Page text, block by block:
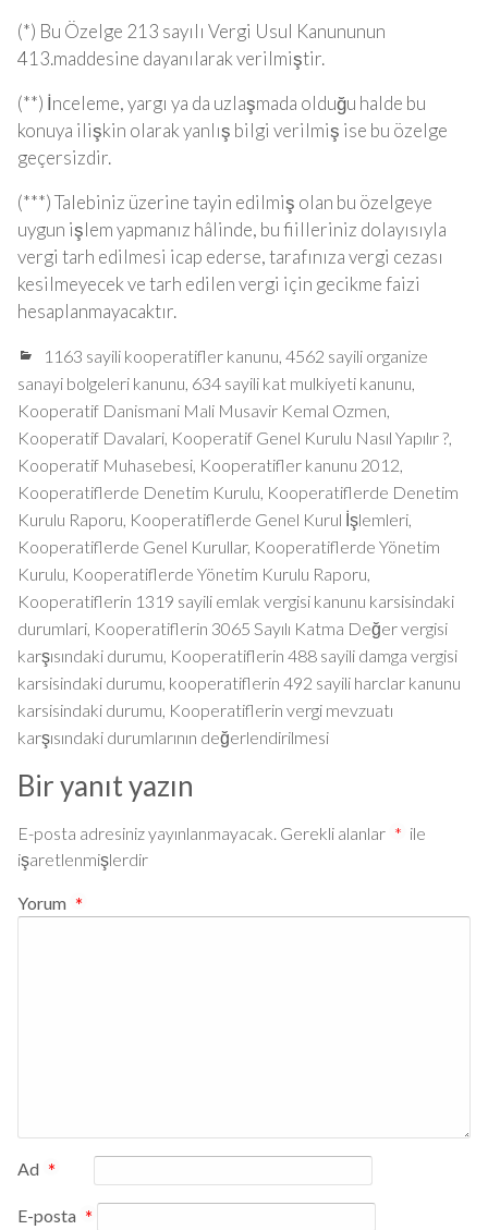
(*) Bu Özelge 213 sayılı Vergi Usul Kanununun
413.maddesine dayanılarak verilmiştir.
(**) İnceleme, yargı ya da uzlaşmada olduğu halde bu
konuya ilişkin olarak yanlış bilgi verilmiş ise bu özelge
geçersizdir.
(***) Talebiniz üzerine tayin edilmiş olan bu özelgeye
uygun işlem yapmanız hâlinde, bu fiilleriniz dolayısıyla
vergi tarh edilmesi icap ederse, tarafınıza vergi cezası
kesilmeyecek ve tarh edilen vergi için gecikme faizi
hesaplanmayacaktır.
1163 sayili kooperatifler kanunu, 4562 sayili organize
sanayi bolgeleri kanunu, 634 sayili kat mulkiyeti kanunu,
Kooperatif Danismani Mali Musavir Kemal Ozmen,
Kooperatif Davalari, Kooperatif Genel Kurulu Nasıl Yapılır ?,
Kooperatif Muhasebesi, Kooperatifler kanunu 2012,
Kooperatiflerde Denetim Kurulu, Kooperatiflerde Denetim
Kurulu Raporu, Kooperatiflerde Genel Kurul İşlemleri,
Kooperatiflerde Genel Kurullar, Kooperatiflerde Yönetim
Kurulu, Kooperatiflerde Yönetim Kurulu Raporu,
Kooperatiflerin 1319 sayili emlak vergisi kanunu karsisindaki
durumlari, Kooperatiflerin 3065 Sayılı Katma Değer vergisi
karşısındaki durumu, Kooperatiflerin 488 sayili damga vergisi
karsisindaki durumu, kooperatiflerin 492 sayili harclar kanunu
karsisindaki durumu, Kooperatiflerin vergi mevzuatı
karşısındaki durumlarının değerlendirilmesi
Bir yanıt yazın
E-posta adresiniz yayınlanmayacak. Gerekli alanlar * ile
işaretlenmişlerdir
Yorum *
Ad *
E-posta *